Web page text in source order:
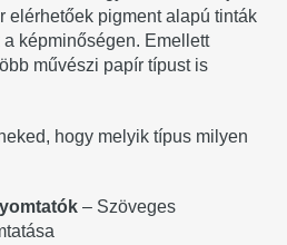
elérhetőek pigment alapú tinták
képminőségen. Emellett
művészi papír típust is
hogy melyik típus milyen
– Szöveges